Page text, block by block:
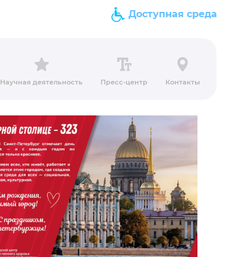
Доступная среда
Научная деятельность Пресс-центр Контакты